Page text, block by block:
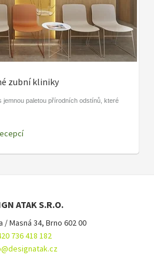
zubní kliniky
jemnou paletou přírodních odstínů, které
ATAK S.R.O.
/ Masná 34, Brno 602 00
736 418 182